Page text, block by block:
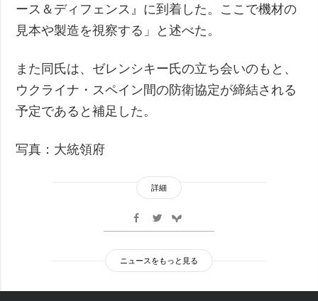
ース＆ディフェンス』に到着した。ここで機材の
見本や製造を視察する」と述べた。
また同氏は、ゼレンシキー氏の立ち会いのもと、
ウクライナ・スペイン間の防衛協定が締結される
予定であると補足した。
写真：大統領府
詳細
ニュースをもっと見る